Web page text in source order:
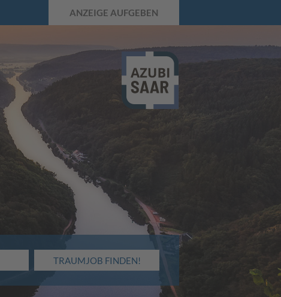
ANZEIGE AUFGEBEN
TRAUMJOB FINDEN!